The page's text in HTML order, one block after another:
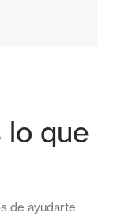
que
de ayudarte